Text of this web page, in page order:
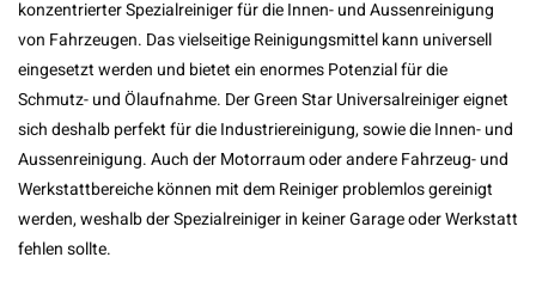
konzentrierter Spezialreiniger für die Innen- und Aussenreinigung
von Fahrzeugen. Das vielseitige Reinigungsmittel kann universell
eingesetzt werden und bietet ein enormes Potenzial für die
Schmutz- und Ölaufnahme. Der Green Star Universalreiniger eignet
sich deshalb perfekt für die Industriereinigung, sowie die Innen- und
Aussenreinigung. Auch der Motorraum oder andere Fahrzeug- und
Werkstattbereiche können mit dem Reiniger problemlos gereinigt
werden, weshalb der Spezialreiniger in keiner Garage oder Werkstatt
fehlen sollte.